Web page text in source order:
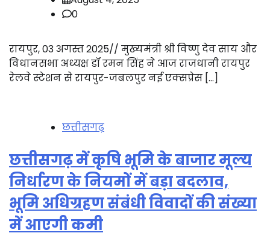
0
रायपुर, 03 अगस्त 2025// मुख्यमंत्री श्री विष्णु देव साय और
विधानसभा अध्यक्ष डॉ रमन सिंह ने आज राजधानी रायपुर
रेलवे स्टेशन से रायपुर-जबलपुर नई एक्सप्रेस […]
छत्तीसगढ़
छत्तीसगढ़ में कृषि भूमि के बाजार मूल्य
निर्धारण के नियमों में बड़ा बदलाव,
भूमि अधिग्रहण संबंधी विवादों की संख्या
में आएगी कमी